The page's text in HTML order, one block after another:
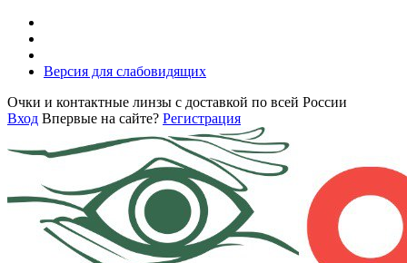
Версия для слабовидящих
Очки и контактные линзы с доставкой по всей России
Вход Впервые на сайте? Регистрация